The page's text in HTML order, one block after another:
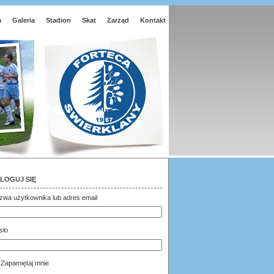
Galeria Stadion Skat Zarząd Kontakt
SIĘ
użytkownika lub adres email
Zapamiętaj mnie